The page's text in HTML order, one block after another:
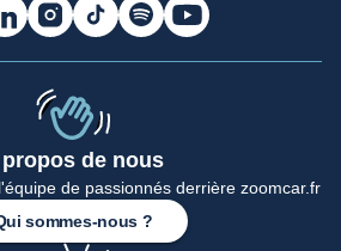
propos de nous
de passionnés derrière zoomcar.fr
sommes-nous ?